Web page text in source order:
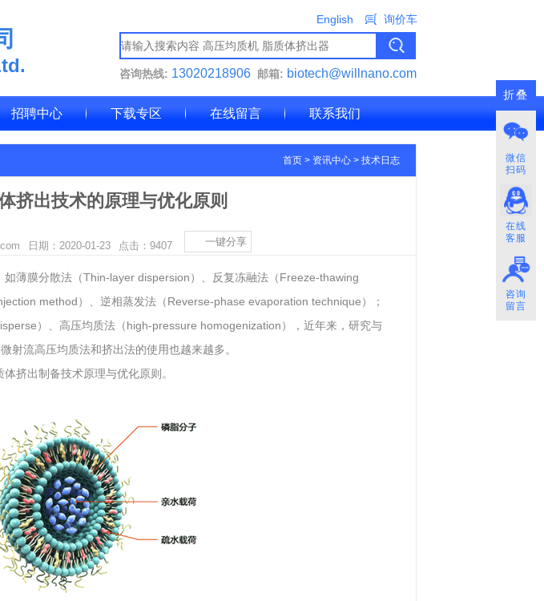
折叠
微信
扫码
在线
客服
咨询
留言
询价车
English
咨询热线: 13020218906 邮箱: biotech@willnano.com
招聘中心 下载专区 在线留言 联系我们
首页 > 资讯中心 > 技术日志
挤出技术的原理与优化原则
日期：2020-01-23 点击： 9407 一键分享
如薄膜分散法（Thin-layer dispersion）、反复冻融法（Freeze-thawing
method）、逆相蒸发法（Reverse-phase evaporation technique）；
）、高压均质法（high-pressure homogenization），近年来，研究与
射流高压均质法和挤出法的使用也越来越多。
挤出制备技术原理与优化原则。